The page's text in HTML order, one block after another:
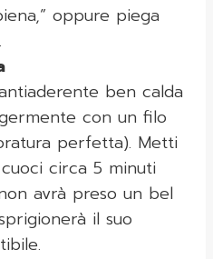
oppure piega
ben calda
con un filo
perfetta). Metti
circa 5 minuti
avrà preso un bel
il suo